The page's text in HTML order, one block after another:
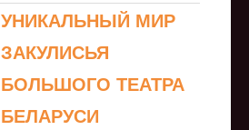
УНИКАЛЬНЫЙ МИР
ЗАКУЛИСЬЯ
БОЛЬШОГО ТЕАТРА
БЕЛАРУСИ